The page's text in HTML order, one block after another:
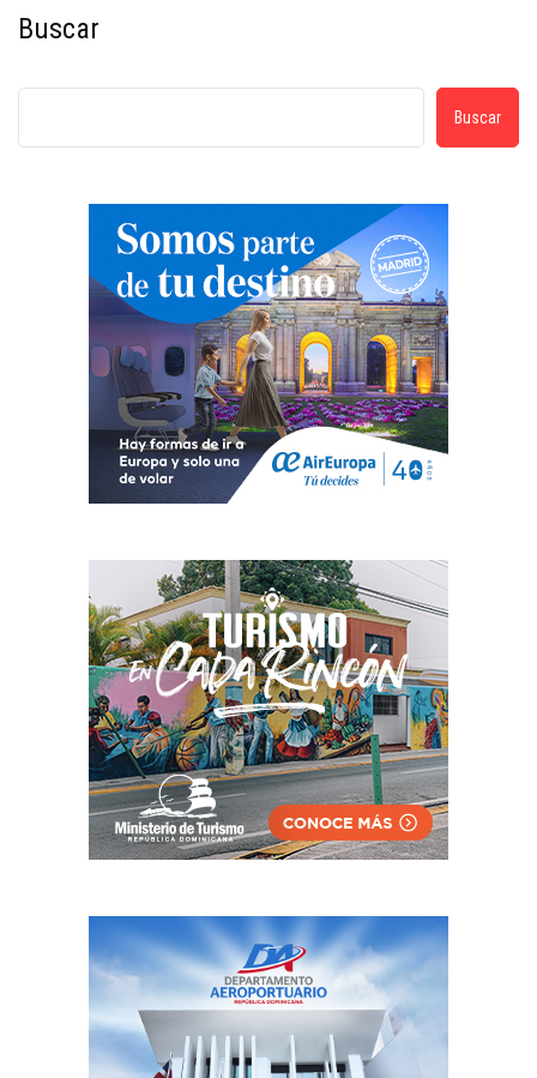
Buscar
Buscar